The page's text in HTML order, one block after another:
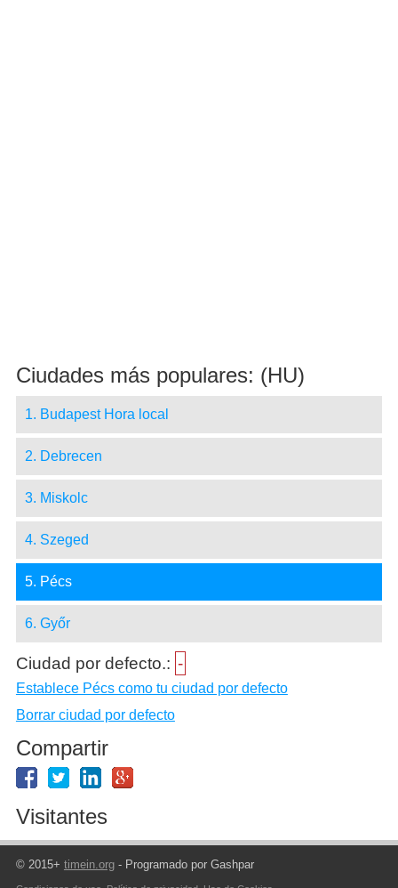
Ciudades más populares: (HU)
1. Budapest Hora local
2. Debrecen
3. Miskolc
4. Szeged
5. Pécs
6. Győr
Ciudad por defecto.: -
Establece Pécs como tu ciudad por defecto
Borrar ciudad por defecto
Compartir
Visitantes
© 2015+ timein.org- Programado por Gashpar